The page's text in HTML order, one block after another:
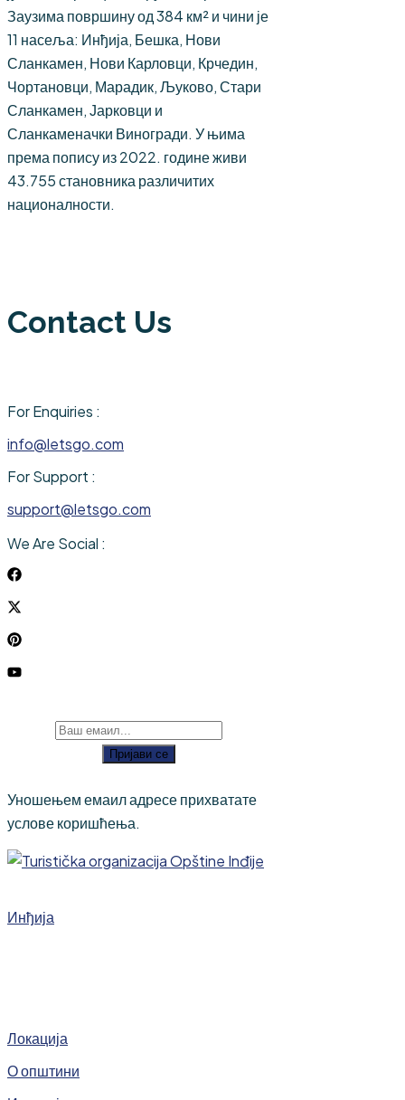
Заузима површину од 384 км² и чини је
11 насеља: Инђија, Бешка, Нови
Сланкамен, Нови Карловци, Крчедин,
Чортановци, Марадик, Љуково, Стари
Сланкамен, Јарковци и
Сланкаменачки Виногради. У њима
према попису из 2022. године живи
43.755 становника различитих
националности.
Contact Us
For Enquiries :
info@letsgo.com
For Support :
support@letsgo.com
We Are Social :
Пријави се
Уношењем емаил адресе прихватате
услове коришћења.
Инђија
Локација
О општини